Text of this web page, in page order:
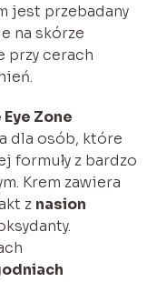
jest przebadany
na skórze
przy cerach
Zone
dla osób, które
formuły z bardzo
Krem zawiera
z nasion